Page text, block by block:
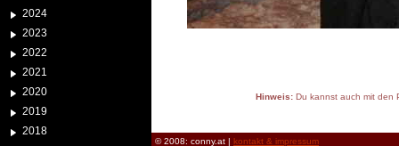
2024
2023
2022
2021
2020
2019
2018
Hinweis:Du kannst auch mit den
© 2008: conny.at | kontakt & impressum